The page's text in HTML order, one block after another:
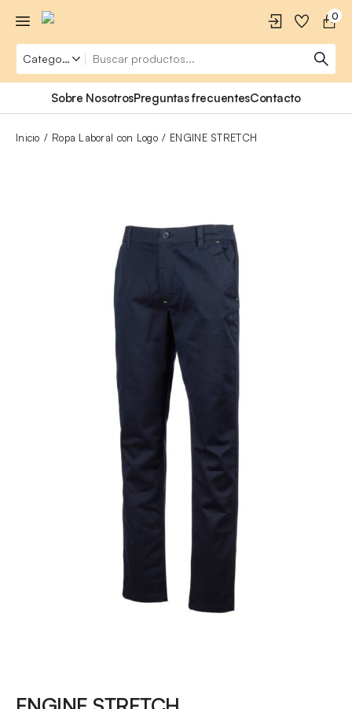
0
Sobre NosotrosPreguntas frecuentesContacto
Inicio Ropa Laboral con Logo ENGINE STRETCH